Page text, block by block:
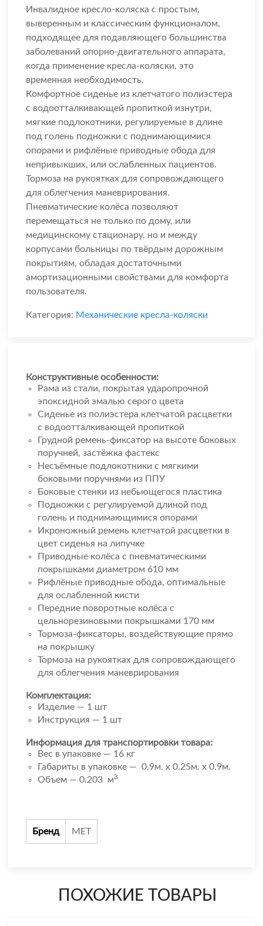
Инвалидное кресло-коляска с простым,
выверенным и классическим функционалом,
подходящее для подавляющего большинства
заболеваний опорно-двигательного аппарата,
когда применение кресла-коляски, это
временная необходимость.
Комфортное сиденье из клетчатого полиэстера
с водоотталкивающей пропиткой изнутри,
мягкие подлокотники, регулируемые в длине
под голень подножки с поднимающимися
опорами и рифлёные приводные обода для
непривыкших, или ослабленных пациентов.
Тормоза на рукоятках для сопровождающего
для облегчения маневрирования.
Пневматические колёса позволяют
перемещаться не только по дому, или
медицинскому стационару, но и между
корпусами больницы по твёрдым дорожным
покрытиям, обладая достаточными
амортизационными свойствами для комфорта
пользователя.
Категория: Механические кресла-коляски
Конструктивные особенности:
Рама из стали, покрытая ударопрочной
эпоксидной эмалью серого цвета
Сиденье из полиэстера клетчатой расцветки
с водоотталкивающей пропиткой
Грудной ремень-фиксатор на высоте боковых
поручней, застёжка фастекс
Несъёмные подлокотники с мягкими
боковыми поручнями из ППУ
Боковые стенки из небьющегося пластика
Подножки с регулируемой длиной под
голень и поднимающимися опорами
Икроножный ремень клетчатой расцветки в
цвет сиденья на липучке
Приводные колёса с пневматическими
покрышками диаметром 610 мм
Рифлёные приводные обода, оптимальные
для ослабленной кисти
Передние поворотные колёса с
цельнорезиновыми покрышками 170 мм
Тормоза-фиксаторы, воздействующие прямо
на покрышку
Тормоза на рукоятках для сопровождающего
для облегчения маневрирования
Комплектация:
Изделие — 1 шт
Инструкция — 1 шт
Информация для транспортировки товара:
Вес в упаковке — 16 кг
Габариты в упаковке — 0.9м. x 0.25м. x 0.9м.
Объем — 0.203 м3
Бренд МЕТ
ПОХОЖИЕ ТОВАРЫ